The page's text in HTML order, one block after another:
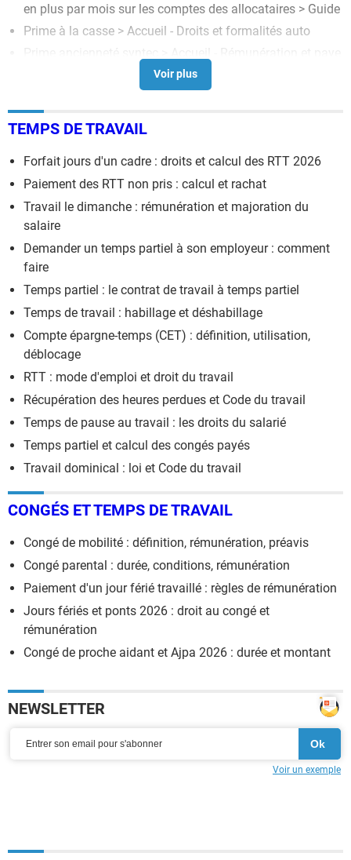
en plus par mois sur les comptes des allocataires > Guide
Prime à la casse > Accueil - Droits et formalités auto
Prime ancienneté syntec
> Accueil - Rémunération et paye
> Guide
TEMPS DE TRAVAIL
Forfait jours d'un cadre : droits et calcul des RTT 2026
Paiement des RTT non pris : calcul et rachat
Travail le dimanche : rémunération et majoration du
salaire
Demander un temps partiel à son employeur : comment
faire
Temps partiel : le contrat de travail à temps partiel
Temps de travail : habillage et déshabillage
Compte épargne-temps (CET) : définition, utilisation,
déblocage
RTT : mode d'emploi et droit du travail
Récupération des heures perdues et Code du travail
Temps de pause au travail : les droits du salarié
Temps partiel et calcul des congés payés
Travail dominical : loi et Code du travail
CONGÉS ET TEMPS DE TRAVAIL
Congé de mobilité : définition, rémunération, préavis
Congé parental : durée, conditions, rémunération
Paiement d'un jour férié travaillé : règles de rémunération
Jours fériés et ponts 2026 : droit au congé et
rémunération
Congé de proche aidant et Ajpa 2026 : durée et montant
NEWSLETTER
Voir un exemple